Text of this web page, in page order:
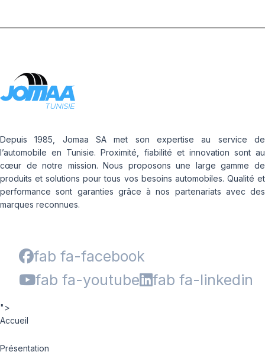
Depuis 1985, Jomaa SA met son expertise au service de
l’automobile en Tunisie. Proximité, fiabilité et innovation sont au
cœur de notre mission. Nous proposons une large gamme de
produits et solutions pour tous vos besoins automobiles. Qualité et
performance sont garanties grâce à nos partenariats avec des
marques reconnues.
fab fa-facebook
fab fa-youtube
fab fa-linkedin
">
Accueil
Présentation